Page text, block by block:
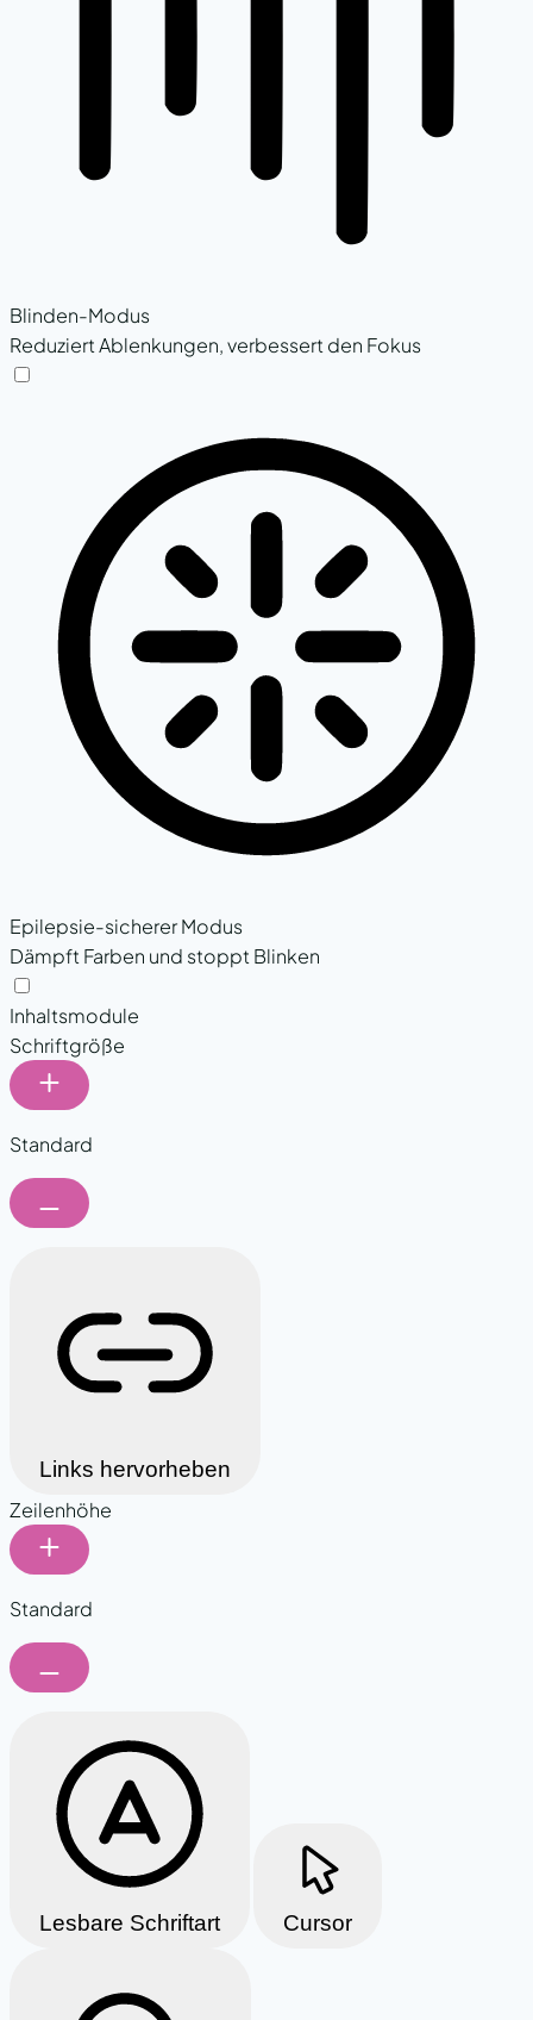
Blinden-Modus
Reduziert Ablenkungen, verbessert den Fokus
Epilepsie-sicherer Modus
Dämpft Farben und stoppt Blinken
Inhaltsmodule
Schriftgröße
Standard
Links hervorheben
Zeilenhöhe
Standard
Lesbare Schriftart Cursor